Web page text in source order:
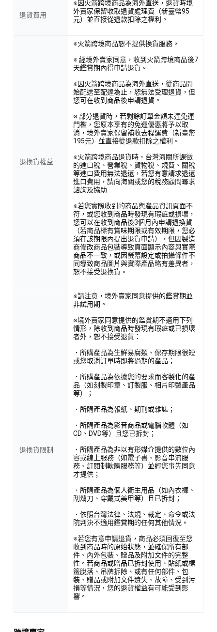
退貨費用
※因火箭跨境商品為海外直送，退貨時境
外賣家保留收取退貨處理費（新臺幣95
元）並直接從退款扣除之權利。
退換貨權益
※火箭跨境商品恕不提供換貨服務。
※ 經境外賣家同意，收到火箭跨境商品後7
天鑑賞期內得申請退貨。
※因火箭跨境商品為海外直送，從商品開
始配送至配達為止，恕無法受理退貨，但
您可在收到商品後申請退貨。
※ 部分退貨時，若剩餘訂單金額未達免運
門檻，您原本享有的免運優惠將予以取
消，境外賣家保留補收去程運費（新臺幣
195元）並直接從退款扣除之權利。
※火箭跨境商品退貨時，台灣海關所課徵
的進口稅、營業稅、貨物稅、規費、關稅
等進口費用無法退還，若您有意請求退還
進口費用，請向海關或您的稅務顧問尋求
諮詢及協助
※若您實際收到的商品與產品資訊頁面不
符，或您收到商品時發現有瑕疵或損壞，
您可以在收到商品後3個月內申請退換貨
（若商品標有賞味期限或有效期限，您必
須在該期限內提出退貨申請），但因製造
商修改商品包裝導致頁面顯示內容與實際
商品不一致，或因螢幕設定或拍攝條件不
同導致商品圖片與實際產品略有差異者，
恕不接受退換貨。
退換貨限制
※請注意，境外賣家同意提供的鑑賞期並
非試用期。
※境外賣家同意提供的鑑賞期不適用下列
情形，除收到商品時發現有瑕疵或已損壞
者外，恕不接受退貨：
．所購產品為生鮮易腐類、保存期限很短
或您取消訂單時即將過期的產品；
．所購產品為依據您的要求而客製化的產
品（如刻製印章、訂製服、相片印製產品
等）；
．所購產品為報紙、期刊或雜誌；
．所購產品為影音商品或電腦軟體（如
CD、DVD等）且您已拆封；
．所購產品為非以有形媒介提供的數位內
容或線上服務（如電子書、影音串流服
務、訂閱制軟體服務等）並經您事先同意
才提供；
．所購產品為個人衛生用品（如內衣褲、
刮鬍刀、穿戴式美甲等）且已拆封；
．依照台灣法律、法規、裁定、命令或法
院判決不適用鑑賞期的任何其他情況。
※若您有意申請退貨，商品必須回復至您
收到商品時的原始狀態，並確保所有部
件、內外包裝、贈品及附加文件的完整
性。若商品或贈品已拆封使用、貼紙或標
籤脫落、吊牌拆除、或有任何部件、包
裝、贈品或附加文件遺失、故障、受到污
損等情況，您的退貨權益有可能受到影
響。